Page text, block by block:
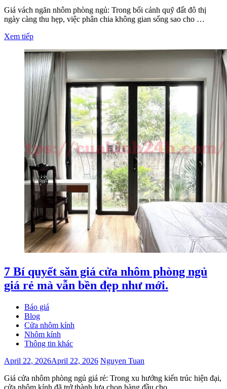
Giá vách ngăn nhôm phòng ngủ: Trong bối cảnh quỹ đất đô thị
ngày càng thu hẹp, việc phân chia không gian sống sao cho …
Xem tiếp
7 Bí quyết săn giá cửa nhôm phòng ngủ
giá rẻ mà vẫn bền đẹp như mới.
Báo giá
Blog
Cửa nhôm kính
Nhôm kính
Thông tin khác
April 22, 2026April 22, 2026 Nguyen Tuan
Giá cửa nhôm phòng ngủ giá rẻ: Trong xu hướng kiến trúc hiện đại,
cửa nhôm kính đã trở thành lựa chọn hàng đầu cho …